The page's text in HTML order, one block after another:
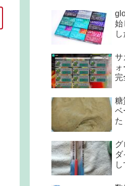
始
し
サ
完
糖
ベ
た
グ